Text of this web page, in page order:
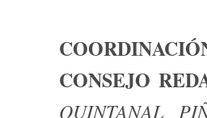
CONSEJO
QUINTANAL